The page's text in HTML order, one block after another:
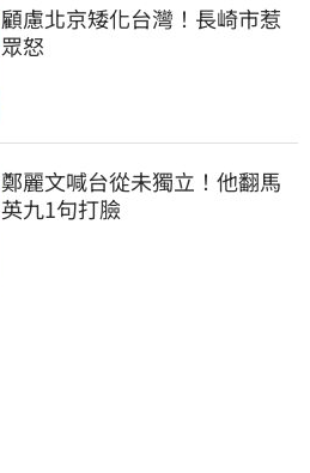
顧慮北京矮化台灣！長崎市惹
眾怒
鄭麗文喊台從未獨立！他翻馬
英九1句打臉